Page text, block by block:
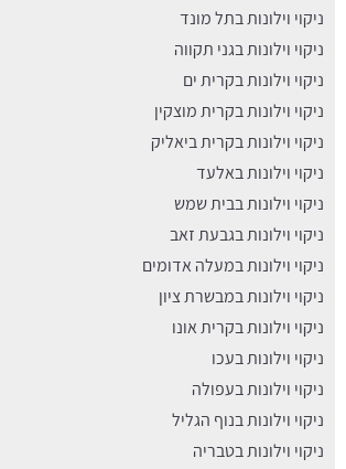
ניקוי וילונות בתל מונד
ניקוי וילונות בגני תקווה
ניקוי וילונות בקרית ים
ניקוי וילונות בקרית מוצקין
ניקוי וילונות בקרית ביאליק
ניקוי וילונות באלעד
ניקוי וילונות בבית שמש
ניקוי וילונות בגבעת זאב
ניקוי וילונות במעלה אדומים
ניקוי וילונות במבשרת ציון
ניקוי וילונות בקרית אונו
ניקוי וילונות בעכו
ניקוי וילונות בעפולה
ניקוי וילונות בנוף הגליל
ניקוי וילונות בטבריה